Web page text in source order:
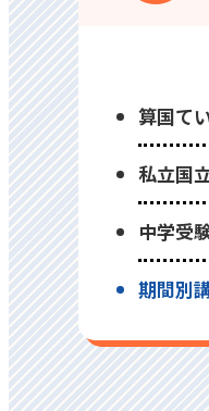
算国て
私⽴国
中学受
期間別